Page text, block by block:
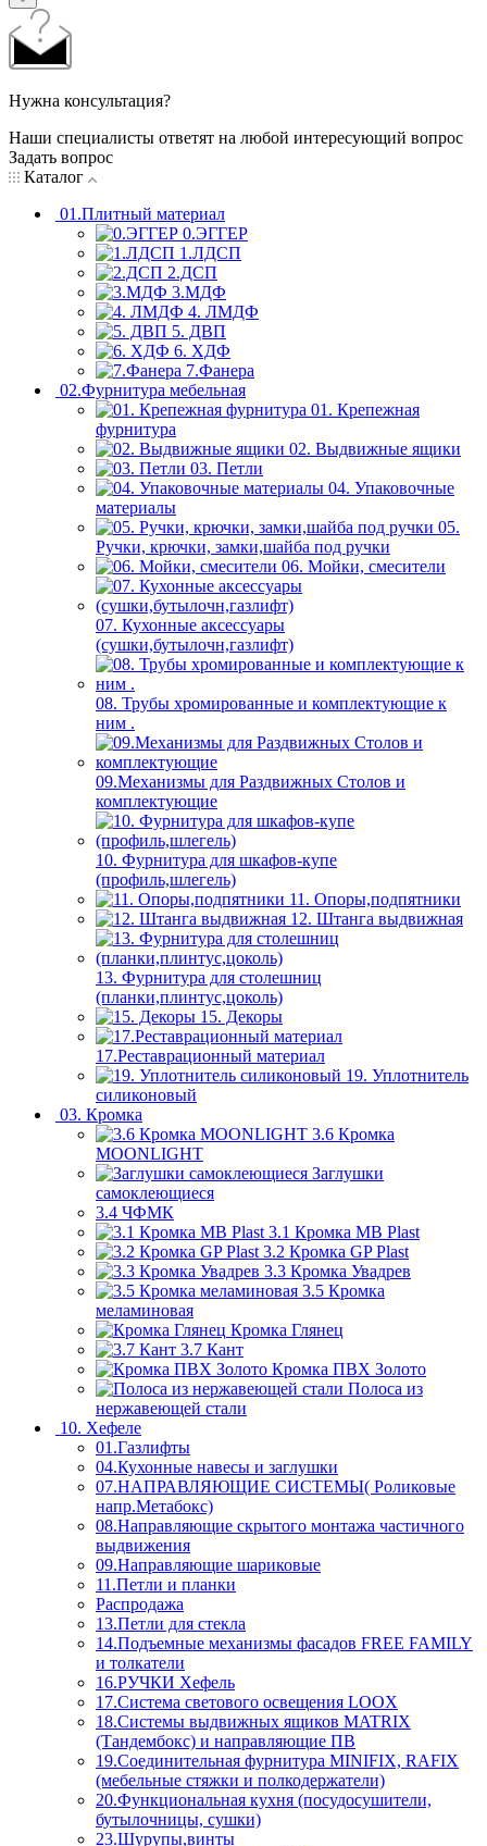
Нужна консультация?
Наши специалисты ответят на любой интересующий вопрос
Задать вопрос
Каталог
01.Плитный материал
0.ЭГГЕР
1.ЛДСП
2.ДСП
3.МДФ
4. ЛМДФ
5. ДВП
6. ХДФ
7.Фанера
02.Фурнитура мебельная
01. Крепежная
фурнитура
02. Выдвижные ящики
03. Петли
04. Упаковочные
материалы
05.
Ручки, крючки, замки,шайба под ручки
06. Мойки, смесители
07. Кухонные аксессуары
(сушки,бутылочн,газлифт)
08. Трубы хромированные и комплектующие к
ним .
09.Механизмы для Раздвижных Столов и
комплектующие
10. Фурнитура для шкафов-купе
(профиль,шлегель)
11. Опоры,подпятники
12. Штанга выдвижная
13. Фурнитура для столешниц
(планки,плинтус,цоколь)
15. Декоры
17.Реставрационный материал
19. Уплотнитель
силиконовый
03. Кромка
3.6 Кромка
MOONLIGHT
Заглушки
самоклеющиеся
3.4 ЧФМК
3.1 Кромка MB Plast
3.2 Кромка GP Plast
3.3 Кромка Увадрев
3.5 Кромка
меламиновая
Кромка Глянец
3.7 Кант
Кромка ПВХ Золото
Полоса из
нержавеющей стали
10. Хефеле
01.Газлифты
04.Кухонные навесы и заглушки
07.НАПРАВЛЯЮЩИЕ СИСТЕМЫ( Роликовые
напр.Метабокс)
08.Направляющие скрытого монтажа частичного
выдвижения
09.Направляющие шариковые
11.Петли и планки
Распродажа
13.Петли для стекла
14.Подъемные механизмы фасадов FREE FAMILY
и толкатели
16.РУЧКИ Хефель
17.Система светового освещения LOOX
18.Системы выдвижных ящиков MATRIX
(Тандембокс) и направляющие ПВ
19.Соединительная фурнитура MINIFIX, RAFIX
(мебельные стяжки и полкодержатели)
20.Функциональная кухня (посудосушители,
бутылочницы, сушки)
23.Шурупы,винты